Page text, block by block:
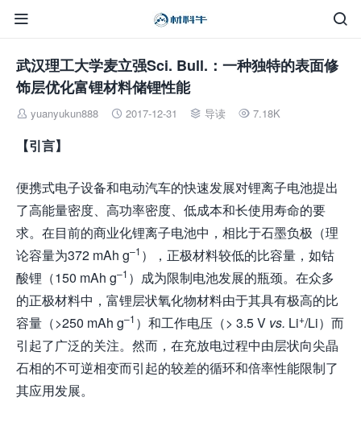


武汉理工大学麦立强Sci. Bull.：一种独特的表面修
饰层优化富锂材料储锂性能
 yuanyukun888  2017-12-31  导读  7.18K
【引言】
便携式电子设备和电动汽车的快速发展对锂离子电池提出
了高能量密度、高功率密度、低成本和长使用寿命的要
求。在目前的商业化锂离子电池中，相比于石墨负极（理
论容量为372 mAh g–1 ），正极材料较低的比容量，如钴
酸锂（150 mAh g–1 ）成为限制电池发展的瓶颈。在众多
的正极材料中，富锂层状氧化物材料由于其具有极高的比
容量（>250 mAh g–1 ）和工作电压（> 3.5 V vs. Li+/Li）而
引起了广泛的关注。然而，在充放电过程中由层状向尖晶
石相的不可逆相变而引起的较差的循环和倍率性能限制了
其应用发展。